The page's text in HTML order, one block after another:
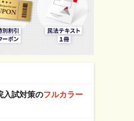
入試対策のフルカラー